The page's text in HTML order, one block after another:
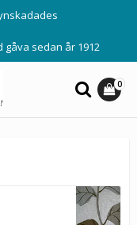
gåva sedan år 1912
0